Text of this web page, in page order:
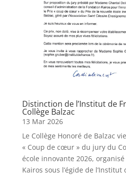
Distinction de l’Institut de
Collège Balzac
13 Mar 2026
Le Collège Honoré de Balzac
« Coup de cœur » du jury du
école innovante 2026,
Kairos sous l’égide de l’Institut